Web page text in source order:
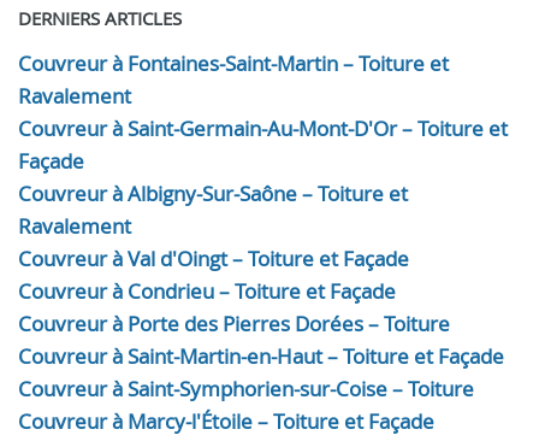
DERNIERS ARTICLES
Couvreur à Fontaines-Saint-Martin – Toiture et
Ravalement
Couvreur à Saint-Germain-Au-Mont-D'Or – Toiture et
Façade
Couvreur à Albigny-Sur-Saône – Toiture et
Ravalement
Couvreur à Val d'Oingt – Toiture et Façade
Couvreur à Condrieu – Toiture et Façade
Couvreur à Porte des Pierres Dorées – Toiture
Couvreur à Saint-Martin-en-Haut – Toiture et Façade
Couvreur à Saint-Symphorien-sur-Coise – Toiture
Couvreur à Marcy-l'Étoile – Toiture et Façade